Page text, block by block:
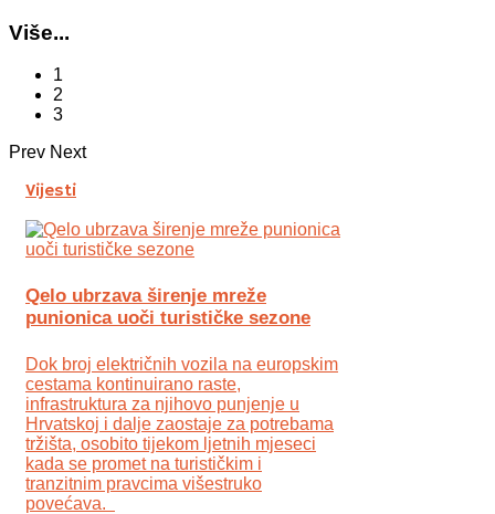
Više...
1
2
3
Prev Next
Vijesti
Qelo ubrzava širenje mreže
punionica uoči turističke sezone
Dok broj električnih vozila na europskim
cestama kontinuirano raste,
infrastruktura za njihovo punjenje u
Hrvatskoj i dalje zaostaje za potrebama
tržišta, osobito tijekom ljetnih mjeseci
kada se promet na turističkim i
tranzitnim pravcima višestruko
povećava.